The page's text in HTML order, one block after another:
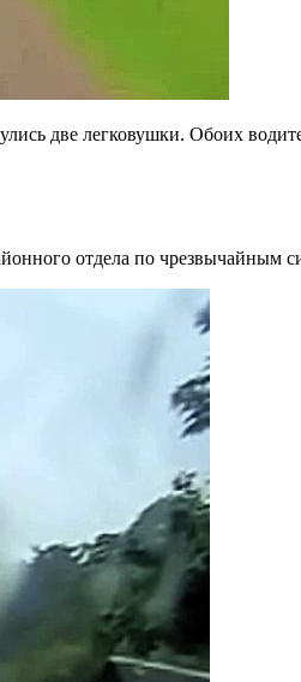
две легковушки. Обоих
отдела по чрезвычайным